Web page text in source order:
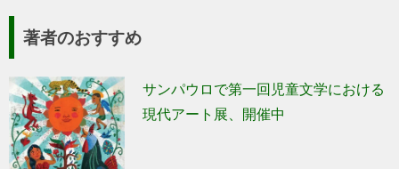
現代アート展、開催中